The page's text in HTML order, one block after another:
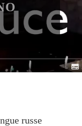
russe